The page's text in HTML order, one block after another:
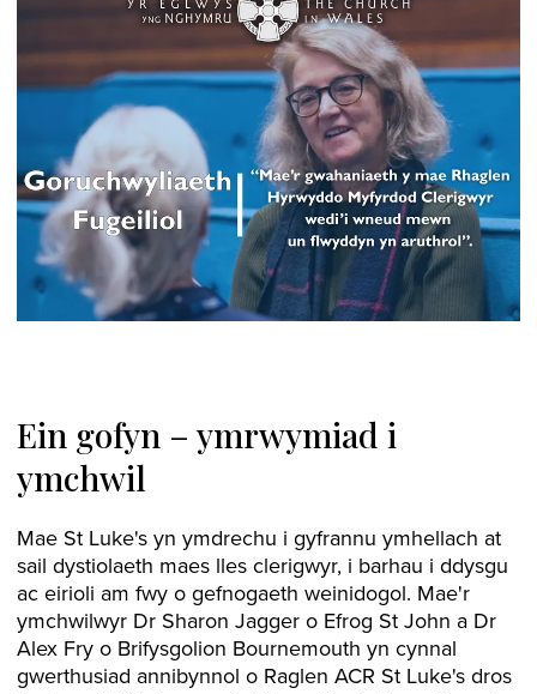
Ein gofyn – ymrwymiad i
ymchwil
Mae St Luke's yn ymdrechu i gyfrannu ymhellach at
sail dystiolaeth maes lles clerigwyr, i barhau i ddysgu
ac eirioli am fwy o gefnogaeth weinidogol. Mae'r
ymchwilwyr Dr Sharon Jagger o Efrog St John a Dr
Alex Fry o Brifysgolion Bournemouth yn cynnal
gwerthusiad annibynnol o Raglen ACR St Luke's dros